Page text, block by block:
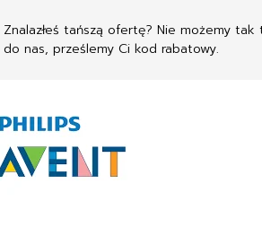
Znalazłeś tańszą ofertę? Nie możemy
do nas, prześlemy Ci kod rabatowy.